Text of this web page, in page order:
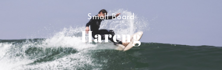
Small Board
Hareng